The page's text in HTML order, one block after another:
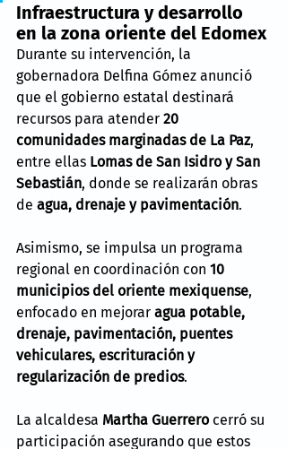
Infraestructura y desarrollo
en la zona oriente del Edomex
Durante su intervención, la
gobernadora Delfina Gómez anunció
que el gobierno estatal destinará
recursos para atender 20
comunidades marginadas de La Paz,
entre ellas Lomas de San Isidro y San
Sebastián, donde se realizarán obras
de agua, drenaje y pavimentación.
Asimismo, se impulsa un programa
regional en coordinación con 10
municipios del oriente mexiquense,
enfocado en mejorar agua potable,
drenaje, pavimentación, puentes
vehiculares, escrituración y
regularización de predios.
La alcaldesa Martha Guerrero cerró su
participación asegurando que estos